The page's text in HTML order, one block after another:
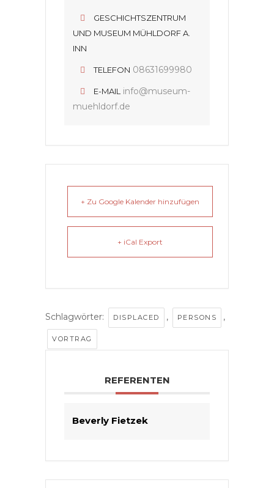
GESCHICHTSZENTRUM
UND MUSEUM MÜHLDORF A.
INN
TELEFON 08631699980
E-MAIL
info@museum-
muehldorf.de
+ Zu Google Kalender hinzufügen
+ iCal Export
Schlagwörter: DISPLACED , PERSONS ,
VORTRAG
REFERENTEN
Beverly Fietzek